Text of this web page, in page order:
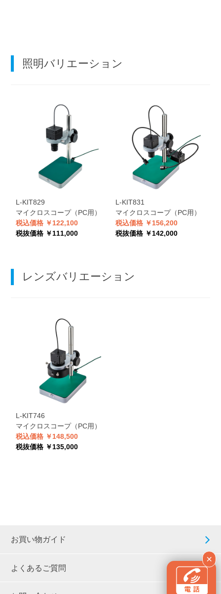
×
照明バリエーション
L-KIT829
マイクロスコープ（PC用）
税込価格 ￥122,100
税抜価格 ￥111,000
L-KIT831
マイクロスコープ（PC用）
税込価格 ￥156,200
税抜価格 ￥142,000
レンズバリエーション
L-KIT746
マイクロスコープ（PC用）
税込価格 ￥148,500
税抜価格 ￥135,000
お買い物ガイド
よくあるご質問